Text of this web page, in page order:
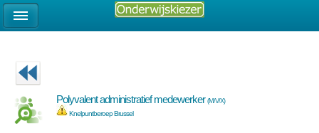
Polyvalent administratief medewerker(M/V/X)
Knelpuntberoep Brussel